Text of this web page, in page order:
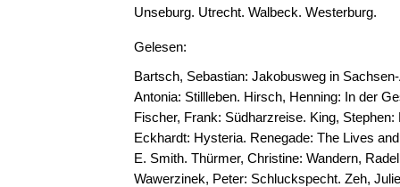
Unseburg. Utrecht. Walbeck. Westerburg.
Gelesen:
Bartsch, Sebastian: Jakobusweg in
Antonia: Stillleben. Hirsch, Henning: In der
Fischer, Frank: Südharzreise. King,
Eckhardt: Hysteria. Renegade: The Lives
E. Smith. Thürmer, Christine: Wandern,
Wawerzinek, Peter: Schluckspecht. Zeh,